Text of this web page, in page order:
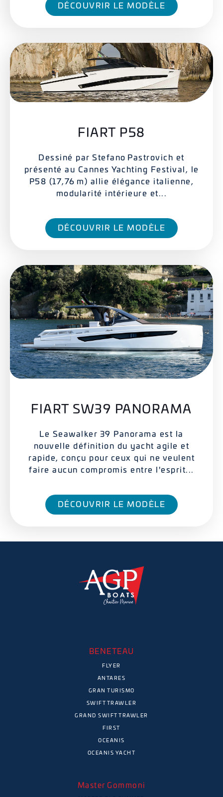
DÉCOUVRIR LE MODÈLE
FIART P58
Dessiné par Stefano Pastrovich et
présenté au Cannes Yachting Festival, le
P58 (17,76 m) allie élégance italienne,
modularité intérieure et...
DÉCOUVRIR LE MODÈLE
FIART SW39 PANORAMA
Le Seawalker 39 Panorama est la
nouvelle définition du yacht agile et
rapide, conçu pour ceux qui ne veulent
faire aucun compromis entre l'esprit...
DÉCOUVRIR LE MODÈLE
BENETEAU
FLYER
ANTARES
GRAN TURISMO
SWIFT TRAWLER
GRAND SWIFT TRAWLER
FIRST
OCEANIS
OCEANIS YACHT
Master Gommoni